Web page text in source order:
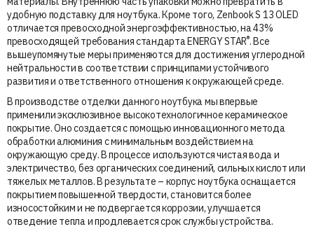
удобную подставку для ноутбука. Кроме того, Zenbook S 13 OLED
отличается превосходной энергоэффективностью, на 43%
превосходящей требования стандарта ENERGY STAR®. Все
вышеупомянутые меры применяются для достижения углеродной
нейтральности в соответствии с принципами устойчивого
развития и ответственного отношения к окружающей среде.
В производстве отделки данного ноутбука мы впервые
применили эксклюзивное высокотехнологичное керамическое
покрытие. Оно создается с помощью инновационного метода
обработки алюминия с минимальным воздействием на
окружающую среду. В процессе используются чистая вода и
электричество, без органических соединений, сильных кислот или
тяжелых металлов. В результате – корпус ноутбука оснащается
покрытием повышенной твердости, становится более
износостойким и не подвергается коррозии, улучшается
отведение тепла и продлевается срок службы устройства.